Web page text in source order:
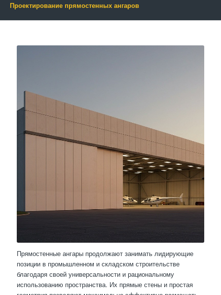
Проектирование прямостенных ангаров
Прямостенные ангары продолжают занимать лидирующие
позиции в промышленном и складском строительстве
благодаря своей универсальности и рациональному
использованию пространства. Их прямые стены и простая